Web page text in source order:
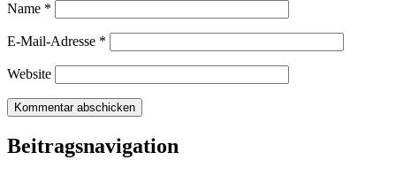
Name *
E-Mail-Adresse *
Website
Beitragsnavigation